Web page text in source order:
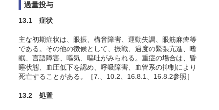
過量投与
13.1 症状
主な初期症状は、眼振、構音障害、運動失調、眼筋麻痺等
である。その他の徴候として、振戦、過度の緊張亢進、嗜
眠、言語障害、嘔気、嘔吐がみられる。重症の場合は、昏
睡状態、血圧低下を認め、呼吸障害、血管系の抑制により
死亡することがある。［7.、10.2、16.8.1、16.8.2参照］
13.2 処置